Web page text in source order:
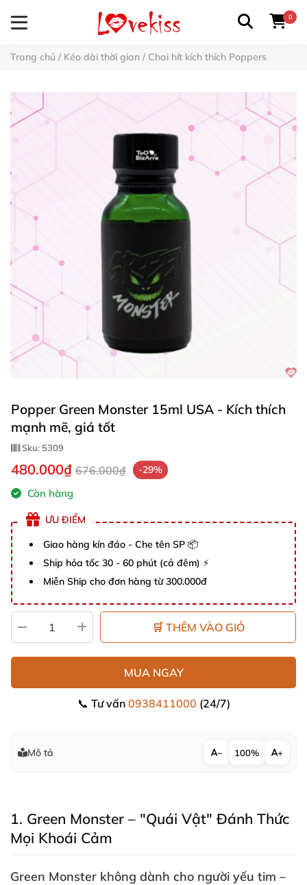
0
Trang chủ / Kéo dài thời gian / Chai hít kích thích Poppers
Popper Green Monster 15ml USA - Kích thích
mạnh mẽ, giá tốt
Sku: 5309
480.000₫ 676.000₫ -29%
Còn hàng
ƯU ĐIỂM
Giao hàng kín đáo - Che tên SP 📦
Ship hỏa tốc 30 - 60 phút (cả đêm) ⚡
Miễn Ship cho đơn hàng từ 300.000đ
🛒 THÊM VÀO GIỎ
MUA NGAY
📞 Tư vấn 0938411000 (24/7)
Mô tả − 100% +
1. Green Monster – "Quái Vật" Đánh Thức
Mọi Khoái Cảm
Green Monster không dành cho người yếu tim –